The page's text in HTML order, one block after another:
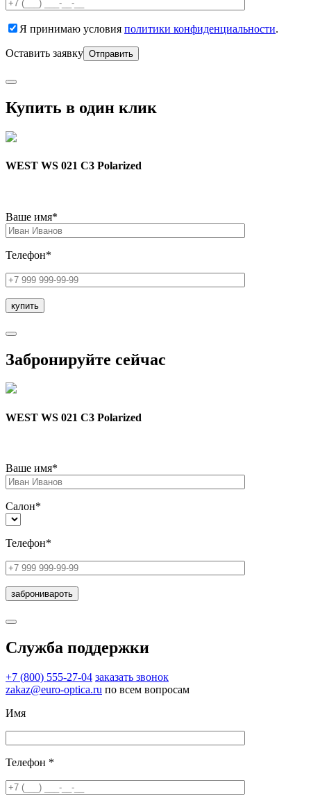
Я принимаю условия политики конфиденциальности.
Оставить заявку
Купить в один клик
WEST WS 021 C3 Polarized
Ваше имя*
Телефон*
Забронируйте сейчас
WEST WS 021 C3 Polarized
Ваше имя*
Салон*
Телефон*
Служба поддержки
+7 (800) 555-27-04 заказать звонок
zakaz@euro-optica.ru по всем вопросам
Имя
Телефон *